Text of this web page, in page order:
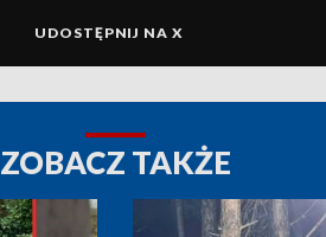
UDOSTĘPNIJ NA X
ZOBACZ TAKŻE